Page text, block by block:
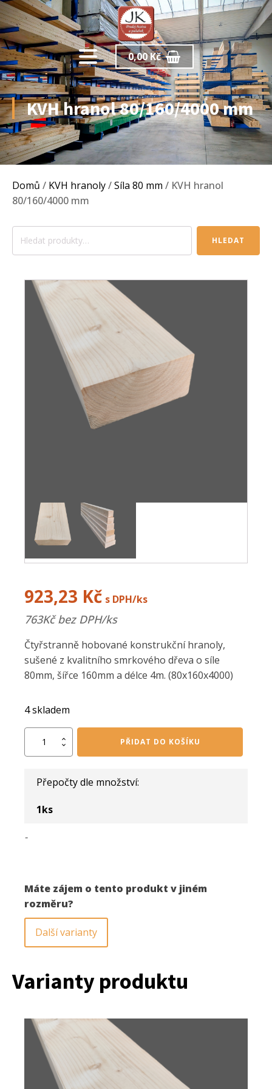
0,00Kč
KVH hranol 80/160/4000 mm
Domů / KVH hranoly/Síla 80 mm / KVH hranol
80/160/4000 mm
Hledat: HLEDAT
923,23 Kč s DPH/ks
763Kč bez DPH/ks
Čtyřstranně hobované konstrukční hranoly,
sušené z kvalitního smrkového dřeva o síle
80mm, šířce 160mm a délce 4m. (80x160x4000)
4 skladem
množství
PŘIDAT DO KOŠÍKU
Přepočty dle množství:
1ks
-
Máte zájem o tento produkt v jiném
rozměru?
Další varianty
Varianty produktu